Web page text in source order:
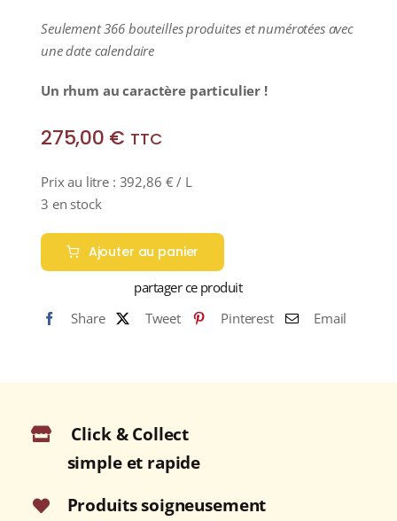
Seulement 366 bouteilles produites et numérotées avec
une date calendaire
Un rhum au caractère particulier !
275,00 € TTC
Prix au litre : 392,86 € / L
3 en stock
Ajouter au panier
partager ce produit
Share
Tweet Pinterest Email
Click & Collect
simple et rapide
Produits soigneusement